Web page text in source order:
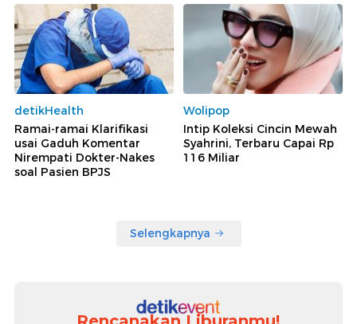
detikHealth
Ramai-ramai Klarifikasi
usai Gaduh Komentar
Nirempati Dokter-Nakes
soal Pasien BPJS
Wolipop
Intip Koleksi Cincin Mewah
Syahrini, Terbaru Capai Rp
116 Miliar
Selengkapnya